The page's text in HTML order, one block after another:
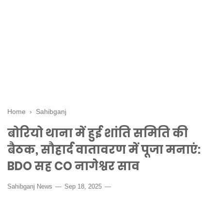
Home › Sahibganj
बोरियो थाना में हुई शांति समिति की
बैठक, सौहार्द वातावरण में पूजा मनाएं:
BDO सह CO नागेश्वर साव
Sahibganj News Sep 18, 2025